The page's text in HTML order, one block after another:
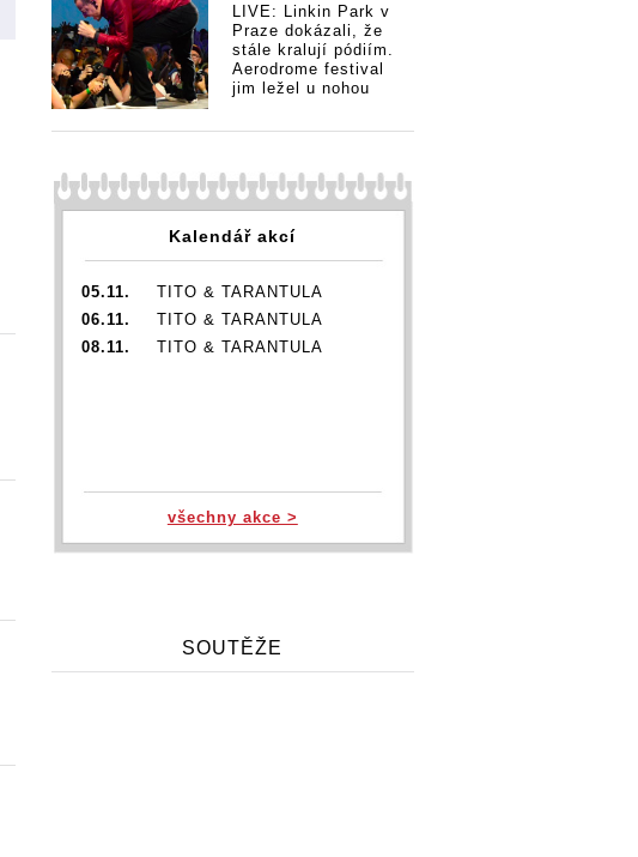
LIVE: Linkin Park v
Praze dokázali, že
stále kralují pódiím.
Aerodrome festival
jim ležel u nohou
Kalendář akcí
05.11.
TITO & TARANTULA
06.11.
TITO & TARANTULA
08.11.
TITO & TARANTULA
všechny akce >
SOUTĚŽE